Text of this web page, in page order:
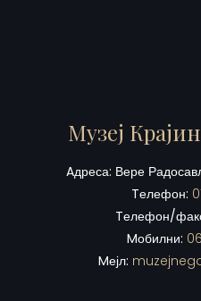
Музеј
Aдреса: Вере
Tелефон:
Tелефон/
Mобилни:
Mејл: